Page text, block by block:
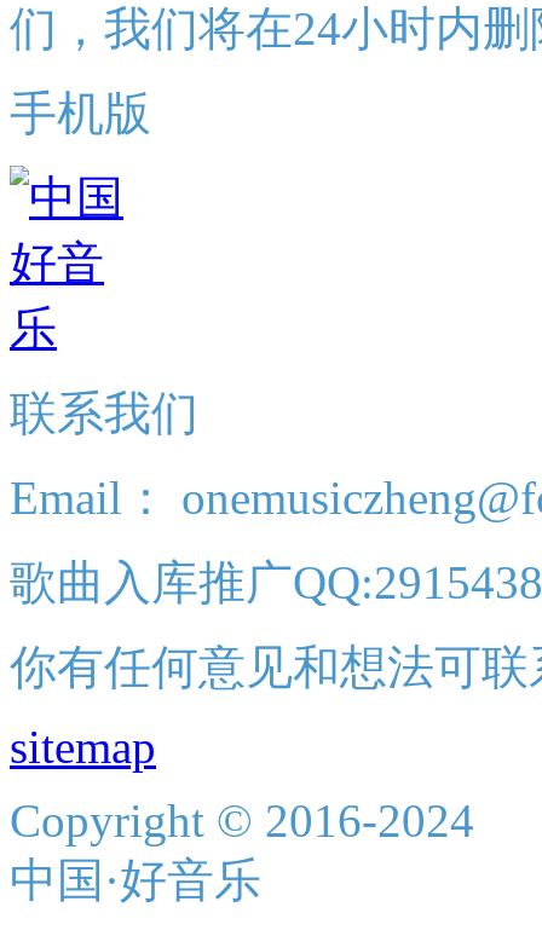
们，我们将在24小时内
手机版
联系我们
Email：
歌曲入库推广
你有任何意见和想法可
sitemap
Copyright © 2016-2024
中国·好音乐